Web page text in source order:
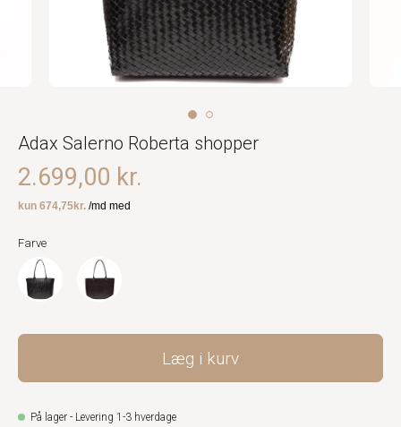
Adax Salerno Roberta shopper
2.699,00 kr.
Farve
Læg i kurv
På lager - Levering 1-3 hverdage